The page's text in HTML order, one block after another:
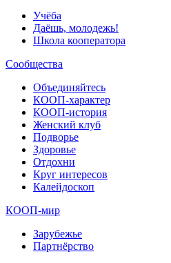
Учёба
Даёшь, молодежь!
Школа кооператора
Сообщества
Объединяйтесь
КООП-характер
КООП-история
Женский клуб
Подворье
Здоровье
Отдохни
Круг интересов
Калейдоскоп
КООП-мир
Зарубежье
Партнёрство